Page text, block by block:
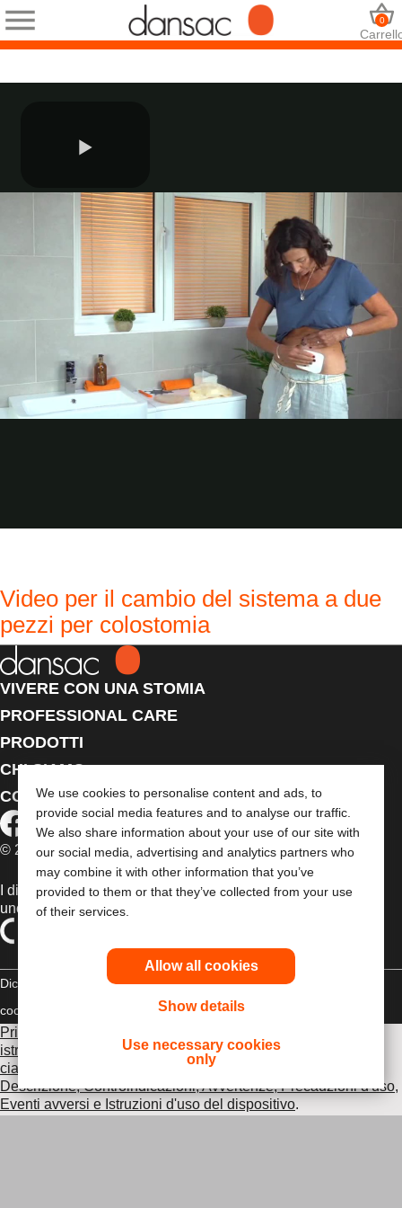
We use cookies to personalise content and ads, to
provide social media features and to analyse our traffic.
We also share information about your use of our site with
our social media, advertising and analytics partners who
may combine it with other information that you’ve
provided to them or that they’ve collected from your use
of their services.
Allow all cookies
Show details
Use necessary cookies
only
0
Video per il cambio del sistema a due
pezzi per colostomia
VIVERE CON UNA STOMIA
PROFESSIONAL CARE
PRODOTTI
CHI SIAMO
CONTATTACI
© 2026 Dansac A/S. Tutti i diritti riservati.
I dispositivi medici venduti nell’UE sono contrassegnati con
uno dei seguenti simboli, a seconda dei casi
Dichiarazione di copyright Politica sulla riservatezza
cookie
Prima di utilizzare uno dei prodotti indicati, leggi per intero le
istruzioni d'uso contenute nel foglietto illustrativo fornito con
ciascun prodotto, che include le sezioni Uso previsto,
Descrizione, Controindicazioni, Avvertenze, Precauzioni d'uso,
Eventi avversi e Istruzioni d'uso del dispositivo.